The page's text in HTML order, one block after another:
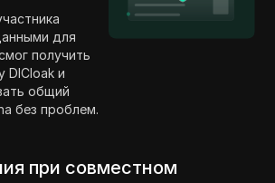
для
получить
DICloak и
общий
без проблем.
при совместном